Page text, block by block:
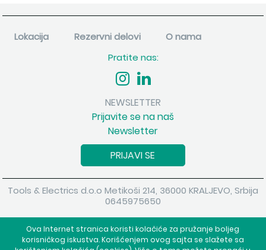
Ova Internet stranica koristi kolačiće za pružanje boljeg
korisničkog iskustva. Korišćenjem ovog sajta se slažete sa
Lokacija Rezervni delovi
O nama
Pratite nas:
NEWSLETTER
Prijavite se na naš
Newsletter
PRIJAVI SE
Tools & Electrics d.o.o Metikoši 214, 36000 KRALJEVO, Srbija
0645975650
Powered byshopen.com